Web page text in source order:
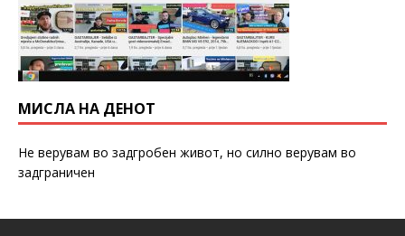
МИСЛА НА ДЕНОТ
Не верувам во задгробен живот, но силно верувам во
задграничен